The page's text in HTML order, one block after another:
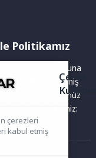
Politikamız
hazırlanır. Buna
güncelliğini yitirmiş
düşündüğünüz
bize bildirebilirsiniz:
Çerez
çerezleri
kabul etmiş